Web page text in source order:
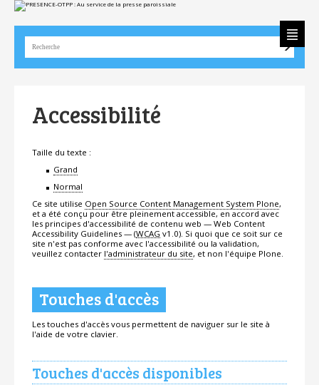
Aller
au
|
Aller
navigation
Outils
personnels
Accessibilité
Taille du texte :
Grand
Normal
Ce site utilise Open Source Content Management System Plone,
et a été conçu pour être pleinement accessible, en accord avec
les principes d'accessibilité de contenu web — Web Content
Accessibility Guidelines — (WCAG v1.0). Si quoi que ce soit sur ce
site n'est pas conforme avec l'accessibilité ou la validation,
veuillez contacter l'administrateur du site, et non l'équipe Plone.
Touches d'accès
Les touches d'accès vous permettent de naviguer sur le site à
l'aide de votre clavier.
Touches d'accès disponibles